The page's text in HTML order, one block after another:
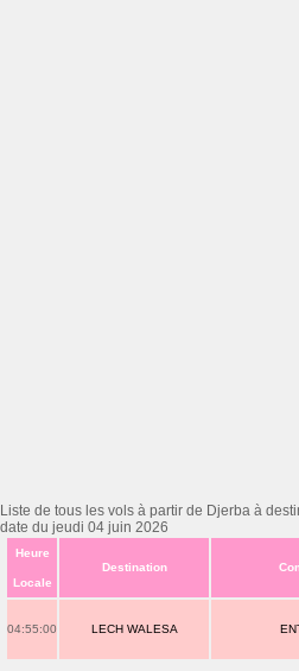
Liste de tous les vols à partir de Djerba à
date du jeudi 04 juin 2026
Heure
Locale
Destination
04:55:00 LECH WALESA